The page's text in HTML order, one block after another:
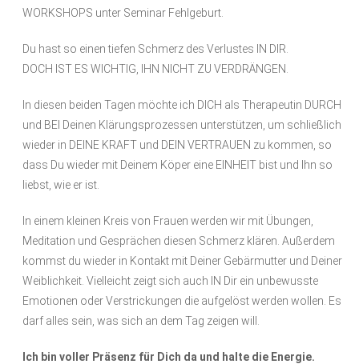
WORKSHOPS unter Seminar Fehlgeburt.
Du hast so einen tiefen Schmerz des Verlustes IN DIR.
DOCH IST ES WICHTIG, IHN NICHT ZU VERDRÄNGEN.
In diesen beiden Tagen möchte ich DICH als Therapeutin DURCH
und BEI Deinen Klärungsprozessen unterstützen, um schließlich
wieder in DEINE KRAFT und DEIN VERTRAUEN zu kommen, so
dass Du wieder mit Deinem Köper eine EINHEIT bist und Ihn so
liebst, wie er ist.
In einem kleinen Kreis von Frauen werden wir mit Übungen,
Meditation und Gesprächen diesen Schmerz klären. Außerdem
kommst du wieder in Kontakt mit Deiner Gebärmutter und Deiner
Weiblichkeit. Vielleicht zeigt sich auch IN Dir ein unbewusste
Emotionen oder Verstrickungen die aufgelöst werden wollen. Es
darf alles sein, was sich an dem Tag zeigen will.
Ich bin voller Präsenz für Dich da und halte die Energie.